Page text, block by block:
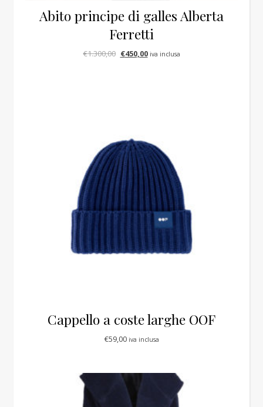
Abito principe di galles Alberta
Ferretti
€1.300,00 Il prezzo originale era: €1.300,00.
€450,00Il prezzo attuale è: €450,00.
iva inclusa
Cappello a coste larghe OOF
€59,00 iva inclusa